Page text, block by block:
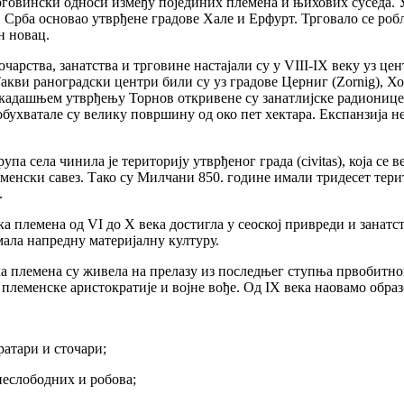
основао утврђене градове Хале и Ерфурт. Трговало се
новац.
занатства и трговине настајали су у VIII-IX веку уз
раноградски центри били су уз градове Церниг (Zornig),
утврђењу Торнов откривене су занатлијске
су велику површину од око пет хектара. Експанзија
села чинила је територију утврђеног града (civitas), која
савез. Тако су Милчани 850. године имали тридесет
племена од VI до Х века достигла у сеоској привреди и
напредну материјалну културу.
племена су живела на прелазу из последњег ступња
аристократије и војне вође. Од IX века наовамо
и сточари;
и робова;